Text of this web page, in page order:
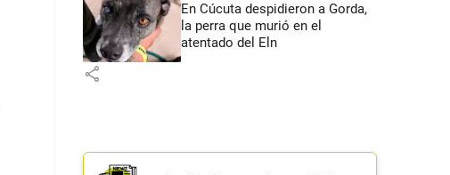
En Cúcuta despidieron a Gorda,
la perra que murió en el
atentado del Eln
share